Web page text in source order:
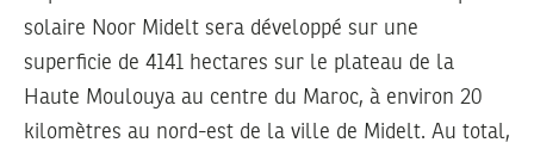
solaire Noor Midelt sera développé sur une
superficie de 4141 hectares sur le plateau de la
Haute Moulouya au centre du Maroc, à environ 20
kilomètres au nord-est de la ville de Midelt. Au total,